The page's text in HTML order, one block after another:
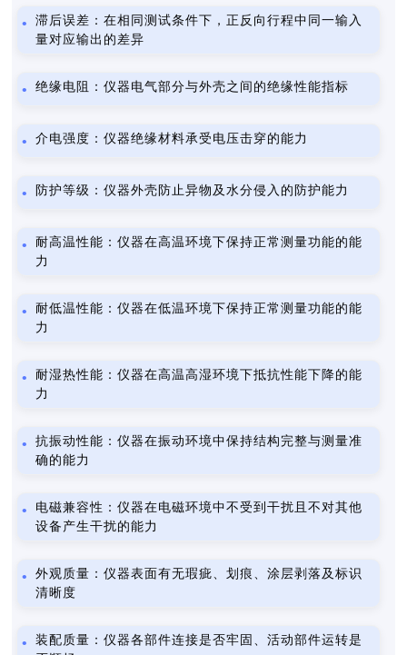
滞后误差：在相同测试条件下，正反向行程中同一输入
量对应输出的差异
绝缘电阻：仪器电气部分与外壳之间的绝缘性能指标
介电强度：仪器绝缘材料承受电压击穿的能力
防护等级：仪器外壳防止异物及水分侵入的防护能力
耐高温性能：仪器在高温环境下保持正常测量功能的能
力
耐低温性能：仪器在低温环境下保持正常测量功能的能
力
耐湿热性能：仪器在高温高湿环境下抵抗性能下降的能
力
抗振动性能：仪器在振动环境中保持结构完整与测量准
确的能力
电磁兼容性：仪器在电磁环境中不受到干扰且不对其他
设备产生干扰的能力
外观质量：仪器表面有无瑕疵、划痕、涂层剥落及标识
清晰度
装配质量：仪器各部件连接是否牢固、活动部件运转是